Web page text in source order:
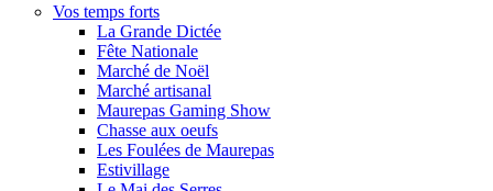
Vos temps forts
La Grande Dictée
Fête Nationale
Marché de Noël
Marché artisanal
Maurepas Gaming Show
Chasse aux oeufs
Les Foulées de Maurepas
Estivillage